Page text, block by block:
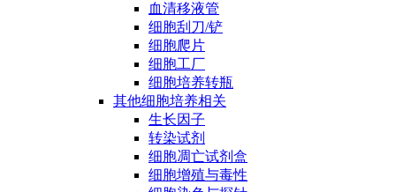
血清移液管
细胞刮刀/铲
细胞爬片
细胞工厂
细胞培养转瓶
其他细胞培养相关
生长因子
转染试剂
细胞凋亡试剂盒
细胞增殖与毒性